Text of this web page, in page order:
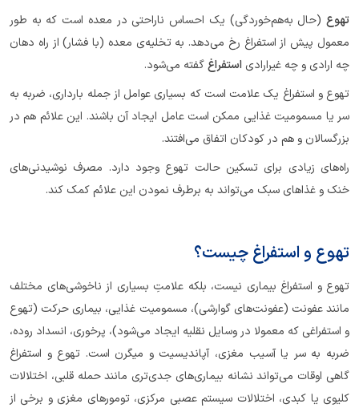
تهوع (حال‌ به‌هم‌خوردگی) یک احساس ناراحتی در معده است که به‌ طور
معمول پیش از استفراغ رخ می‌دهد. به تخلیه‌ی معده (با فشار) از راه دهان
چه ارادی و چه غیرارادی استفراغگفته می‌شود.
تهوع و استفراغ یک علامت است که بسیاری عوامل از جمله بارداری، ضربه به
سر یا مسمومیت غذایی ممکن است عامل ایجاد آن باشند. این علائم هم در
بزرگسالان و هم در کودکان اتفاق می‌افتند.
راه‌های زیادی برای تسکین حالت تهوع وجود دارد. مصرف نوشیدنی‌های
خنک و غذاهای سبک می‌تواند به برطرف نمودن این علائم کمک کند.
تهوع و استفراغ چیست؟
تهوع و استفراغ بیماری نیست، بلکه علامتِ بسیاری از ناخوشی‌های مختلف
مانند عفونت (عفونت‌های گوارشی)، مسمومیت غذایی، بیماری حرکت (تهوع
و استفراغی که معمولا در وسایل نقلیه ایجاد می‌شود)، پرخوری، انسداد روده،
ضربه به سر یا آسیب مغزی، آپاندیسیت و میگرن است. تهوع و استفراغ
گاهی اوقات می‌تواند نشانه بیماری‌های جدی‌تری مانند حمله قلبی، اختلالات
کلیوی یا کبدی، اختلالات سیستم عصبی مرکزی، تومورهای مغزی و برخی از